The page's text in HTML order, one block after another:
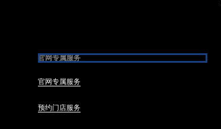
官网专属服务
官网专属服务
预约门店服务